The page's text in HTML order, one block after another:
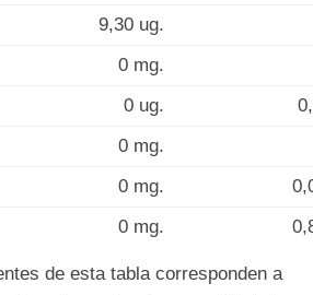
9,30 ug.
0 mg.
0 ug.
0 mg.
0 mg.
0 mg.
de esta tabla corresponden a